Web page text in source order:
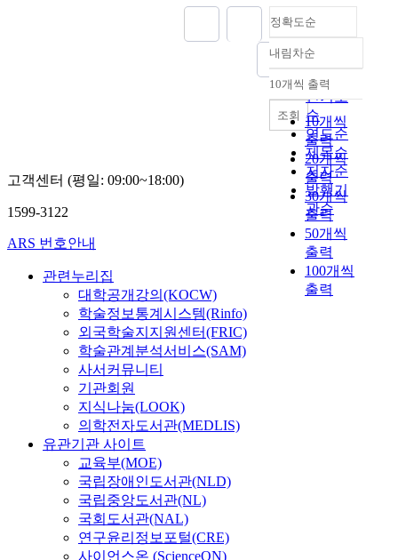
정확도순
정확도
순
인기도
순
연도순
제목순
저자순
발행기
관순
내림차순
내림차순
10개씩 출력
10개씩
출력
20개씩
출력
30개씩
출력
50개씩
출력
100개씩
출력
조회
고객센터 (평일: 09:00~18:00)
1599-3122
ARS 번호안내
관련누리집
대학공개강의(KOCW)
학술정보통계시스템(Rinfo)
외국학술지지원센터(FRIC)
학술관계분석서비스(SAM)
사서커뮤니티
기관회원
지식나눔(LOOK)
의학전자도서관(MEDLIS)
유관기관 사이트
교육부(MOE)
국립장애인도서관(NLD)
국립중앙도서관(NL)
국회도서관(NAL)
연구윤리정보포털(CRE)
사이언스온 (ScienceON)